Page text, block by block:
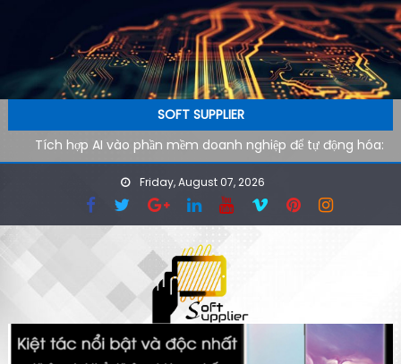
SOFT SUPPLIER
Tích hợp AI vào phần mềm doanh nghiệp để tự động hóa:
Lộ trình kỹ thuật từ pilot đến production
AI agent cho doanh nghiệp: Xu hướng phần mềm tự vận
hành trong kỷ nguyên tự động hóa
Công cụ AI hỗ trợ SEO kỹ thuật: cách audit website nhanh
hơn cho đội ngũ công nghệ
Ứng dụng AI cho phòng marketing: Tự động hóa tác vụ
Phần mềm AI cho doanh nghiệp: Tại sao tốc độ tải website
quyết định 40% khách hàng rời đi
Friday, August 07, 2026